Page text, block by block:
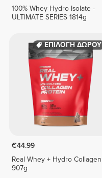
100% Whey Hydro Isolate -
ULTIMATE SERIES 1814g
ΕΠΙΛΟΓΗ ΔΩΡΟΥ
€44.99
Real Whey + Hydro Collagen
907g